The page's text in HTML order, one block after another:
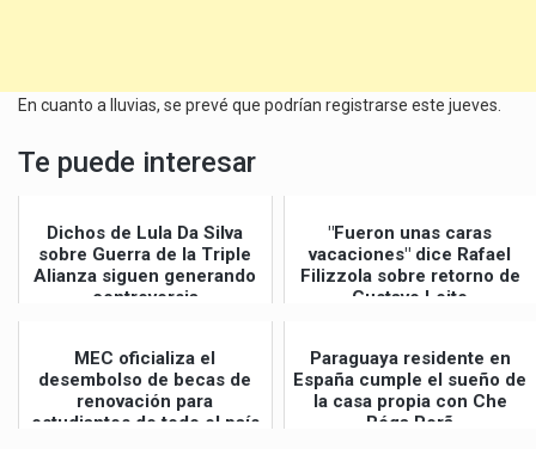
En cuanto a lluvias, se prevé que podrían registrarse este jueves.
Te puede interesar
Dichos de Lula Da Silva
sobre Guerra de la Triple
Alianza siguen generando
controversia
"Fueron unas caras
vacaciones" dice Rafael
Filizzola sobre retorno de
Gustavo Leite
MEC oficializa el
desembolso de becas de
renovación para
estudiantes de todo el país
Paraguaya residente en
España cumple el sueño de
la casa propia con Che
Róga Porã